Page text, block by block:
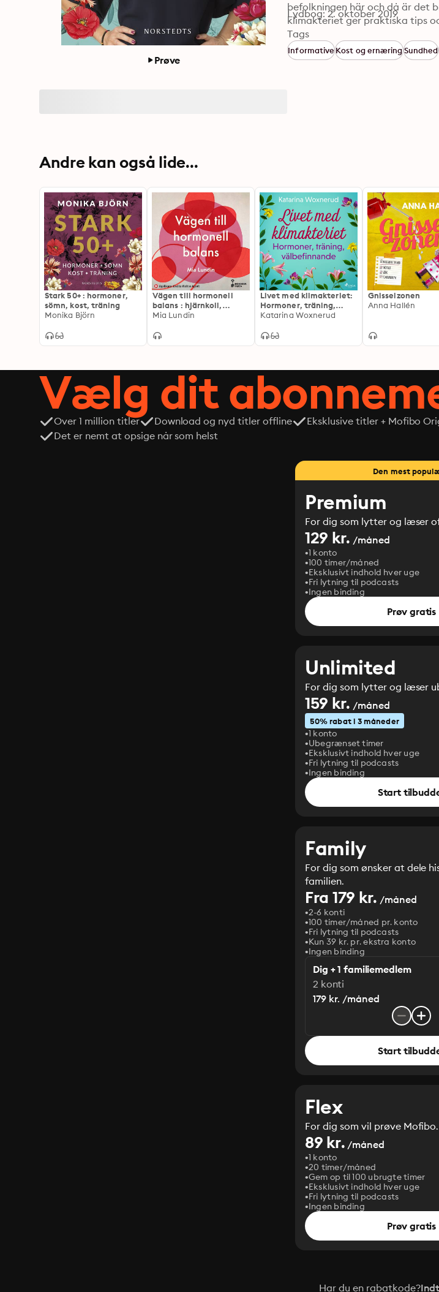
Prøve
befolkningen här och då är det
klimakteriet ger praktiska tips
träning som kan utföras i
ingår i boken, liksom den viktiga
Lydbog: 2. oktober 2019
Tags
InformativeKost og ernæringSundhed
Andre kan også lide...
Stark 50+ : hormoner,
sömn, kost, träning
Monika Björn
Vägen till hormonell
balans : hjärnkoll,
sexlust och välmående
och klimakteriet
Mia Lundin
Livet med klimakteriet:
Hormoner, träning,
välbefinnande
Katarina Woxnerud
Gnisselzonen
Anna Hallén
Vælg dit
Over 1 million titler Download og nyd titler offline Eksklusive titler + Mofibo
Det er nemt at opsige når som helst
Den mest
Premium
For dig som lytter og læser
129 kr. /måned
1 konto
100 timer/måned
Eksklusivt indhold hver uge
Fri lytning til podcasts
Ingen binding
Prøv gratis
Unlimited
For dig som lytter og læser
159 kr. /måned
50% rabat i 3 måneder
1 konto
Ubegrænset timer
Eksklusivt indhold hver uge
Fri lytning til podcasts
Ingen binding
Start
Family
For dig som ønsker at dele
familien.
Fra 179 kr. /måned
2-6 konti
100 timer/måned pr. konto
Fri lytning til podcasts
Kun 39 kr. pr. ekstra konto
Ingen binding
Dig + 1 familiemedlem
2 konti
179 kr. /måned
Start
Flex
For dig som vil prøve Mofibo.
89 kr. /måned
1 konto
20 timer/måned
Gem op til 100 ubrugte timer
Eksklusivt indhold hver uge
Fri lytning til podcasts
Ingen binding
Prøv gratis
Har du en rabatkode?